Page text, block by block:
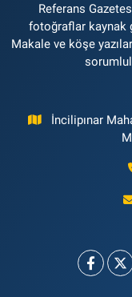
Referans
fotoğraflar kaynak
Makale ve köşe
İncilipınar